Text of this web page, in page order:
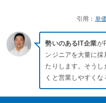
引用： 単
勢いのあるIT企業が
ンジニアを大量に
たりします。そう
くと営業しやすくな